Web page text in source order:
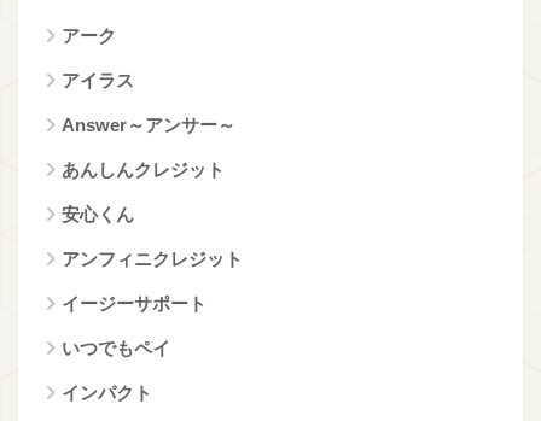
アーク
アイラス
Answer～アンサー～
あんしんクレジット
安心くん
アンフィニクレジット
イージーサポート
いつでもペイ
インパクト